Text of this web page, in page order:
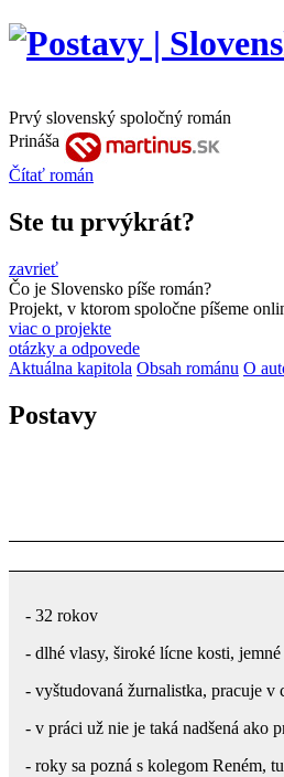
Prvý slovenský spoločný román
Prináša
Čítať román
Ste tu prvýkrát?
zavrieť
Čo je Slovensko píše román?
Projekt, v ktorom spoločne píšeme
viac o projekte
otázky a odpovede
Aktuálna kapitola Obsah románu O
Postavy
- 32 rokov
- dlhé vlasy, široké lícne kosti,
- vyštudovaná žurnalistka, pracuje
- v práci už nie je taká nadšená ako
- roky sa pozná s kolegom Reném,